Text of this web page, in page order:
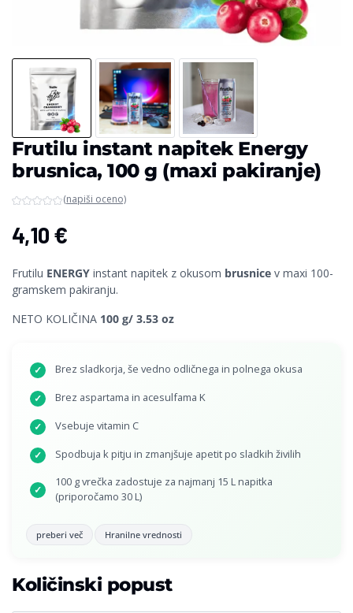
Frutilu instant napitek Energy
brusnica, 100 g (maxi pakiranje)
(napiši oceno)
4,10 €
Frutilu ENERGY instant napitek z okusom brusnice v maxi 100-
gramskem pakiranju.
NETO KOLIČINA 100 g/ 3.53 oz
✓ Brez sladkorja, še vedno odličnega in polnega okusa
✓ Brez aspartama in acesulfama K
✓ Vsebuje vitamin C
✓ Spodbuja k pitju in zmanjšuje apetit po sladkih živilih
✓
100 g vrečka zadostuje za najmanj 15 L napitka
(priporočamo 30 L)
preberi več Hranilne vrednosti
Količinski popust